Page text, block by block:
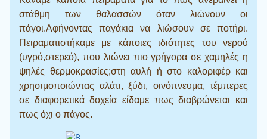
στάθμη των θαλασσών όταν λιώνουν οι
πάγοι.Αφήνοντας παγάκια να λιώσουν σε ποτήρι.
Πειραματιστήκαμε με κάποιες ιδιότητες του νερού
(υγρό,στερεό), που λιώνει πιο γρήγορα σε χαμηλές η
ψηλές θερμοκρασίες;στη αυλή ή στο καλοριφέρ και
χρησιμοποιώντας αλάτι, ξύδι, οινόπνευμα, τέμπερες
σε διαφορετικά δοχεία είδαμε πως διαβρώνεται και
πως όχι ο πάγος.